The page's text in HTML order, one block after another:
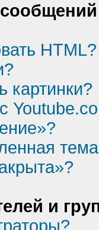
HTML?
картинки?
и